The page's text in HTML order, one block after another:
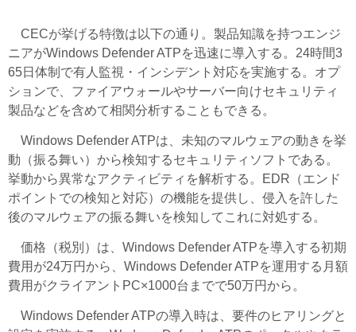
CECが挙げる特徴は以下の通り。製品知識を持つエンジ
ニアがWindows Defender ATPを迅速に導入する。24時間3
65日体制で有人監視・インシデント対応を実施する。オプ
ションで、ファイアウォールやサーバー向けセキュリティ
製品などを含めて相関分析することもできる。
Windows Defender ATPは、未知のマルウェアの動きを挙
動（振る舞い）から検知するセキュリティソフトである。
挙動から異常なアクティビティを解析する。EDR（エンド
ポイントでの検知と対応）の機能を提供し、侵入を許した
後のマルウェアの振る舞いを検知してこれに対処する。
価格（税別）は、Windows Defender ATPを導入する初期
費用が24万円から、Windows Defender ATPを運用する月額
費用がクライアントPC×1000台までで50万円から。
Windows Defender ATPの導入時は、要件のヒアリングと